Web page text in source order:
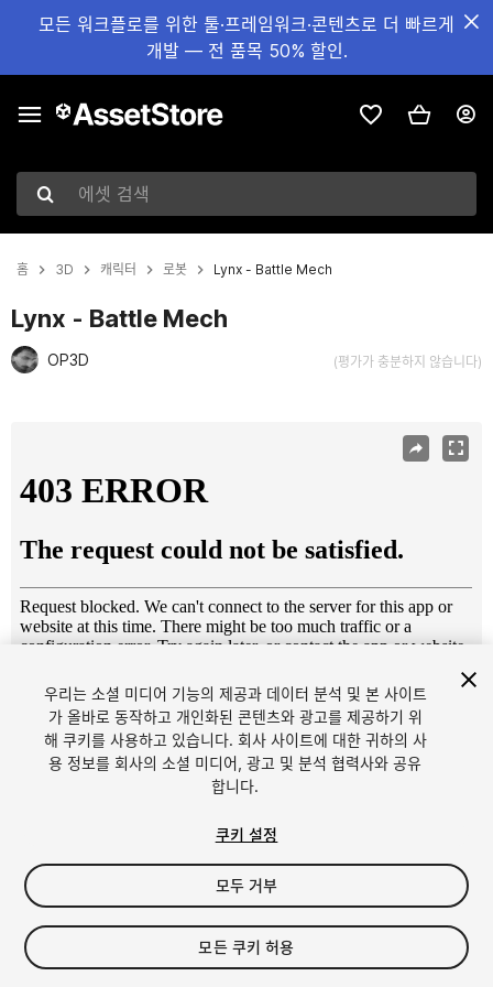
모든 워크플로를 위한 툴·프레임워크·콘텐츠로 더 빠르게
개발 — 전 품목 50% 할인.
에셋 검색
홈 3D 캐릭터 로봇 Lynx - Battle Mech
Lynx - Battle Mech
OP3D (평가가 충분하지 않습니다)
1/5
$15
세금/부가세는 결제 시 반영됩니다.
우리는 소셜 미디어 기능의 제공과 데이터 분석 및 본 사이트
가 올바로 동작하고 개인화된 콘텐츠와 광고를 제공하기 위
해 쿠키를 사용하고 있습니다. 회사 사이트에 대한 귀하의 사
용 정보를 회사의 소셜 미디어, 광고 및 분석 협력사와 공유
합니다.
쿠키 설정
모두 거부
모든 쿠키 허용